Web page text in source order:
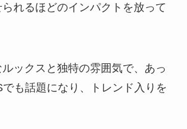
れるほどのインパクトを放って
ックスと独特の雰囲気で、あっ
でも話題になり、トレンド入りを